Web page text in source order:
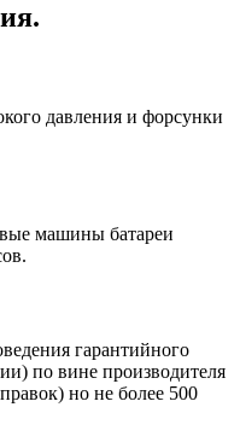
давления и форсунки
машины батареи
гарантийного
по вине производителя
но не более 500